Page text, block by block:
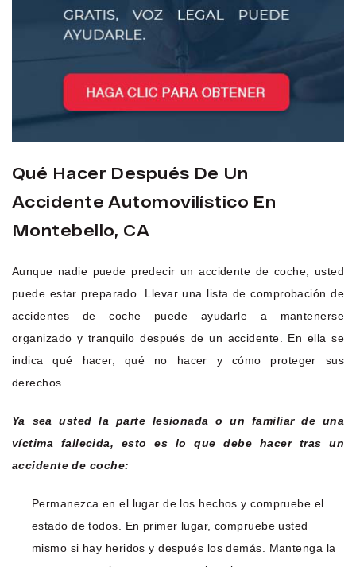
Qué Hacer Después De Un
Accidente Automovilístico En
Montebello, CA
Aunque nadie puede predecir un accidente de coche, usted
puede estar preparado. Llevar una lista de comprobación de
accidentes de coche puede ayudarle a mantenerse
organizado y tranquilo después de un accidente. En ella se
indica qué hacer, qué no hacer y cómo proteger sus
derechos.
Ya sea usted la parte lesionada o un familiar de una
víctima fallecida, esto es lo que debe hacer tras un
accidente de coche:
Permanezca en el lugar de los hechos y compruebe el
estado de todos. En primer lugar, compruebe usted
mismo si hay heridos y después los demás. Mantenga la